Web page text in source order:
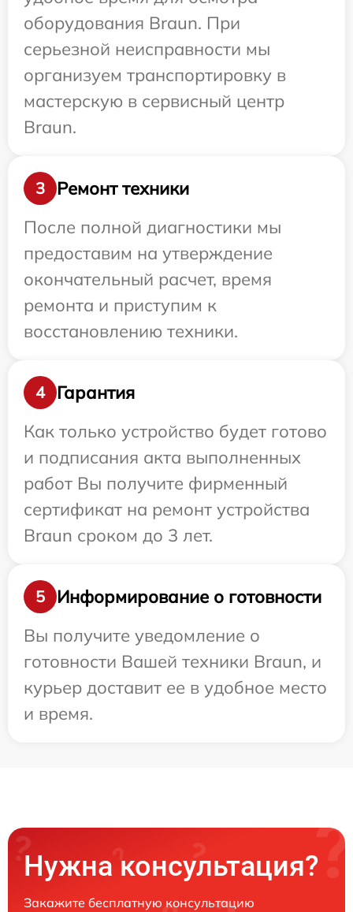
оборудования Braun. При
серьезной неисправности мы
организуем транспортировку в
мастерскую в сервисный центр
Braun.
3
Ремонт техники
После полной диагностики мы
предоставим на утверждение
окончательный расчет, время
ремонта и приступим к
восстановлению техники.
4
Гарантия
Как только устройство будет готово
и подписания акта выполненных
работ Вы получите фирменный
сертификат на ремонт устройства
Braun сроком до 3 лет.
5
Информирование о готовности
Вы получите уведомление о
готовности Вашей техники Braun, и
курьер доставит ее в удобное место
и время.
Нужна консультация?
Закажите бесплатную консультацию